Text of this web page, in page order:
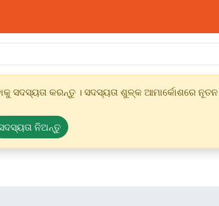
କରନ୍ତୁ । ସଦସ୍ୟତା ଶୁଳ୍କ ଆମାର୍କୋଶରେ ନୂତନ
ନିଅନ୍ତୁ